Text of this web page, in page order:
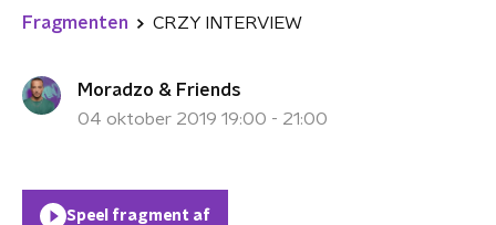
Fragmenten CRZY INTERVIEW
Moradzo & Friends
04 oktober 2019 19:00 - 21:00
Speel fragment af